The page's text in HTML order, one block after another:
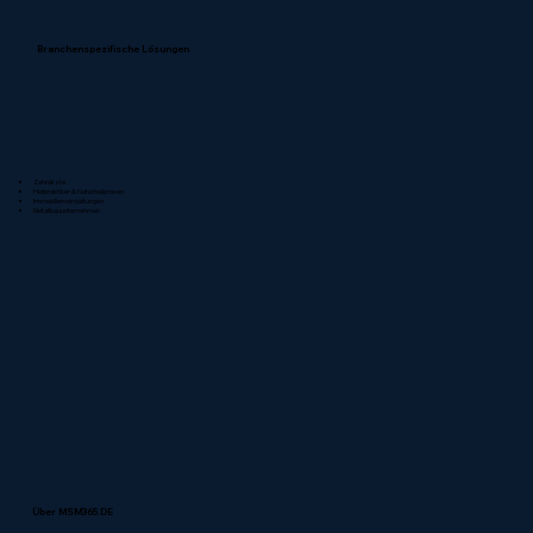
Branchenspezifische Lösungen
Über MSM365.DE
Zahnärzte
Heilpraktiker & Naturheilpraxen
Immobilienverwaltungen
Metallbauunternehmen